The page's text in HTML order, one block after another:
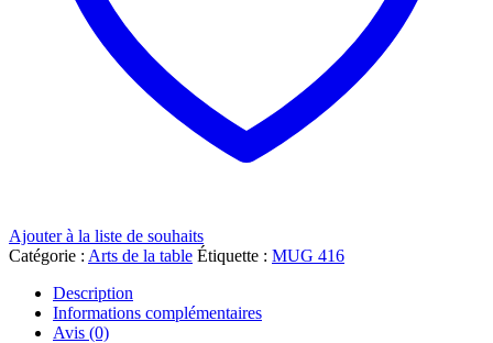
Ajouter à la liste de souhaits
Catégorie : Arts de la table Étiquette : MUG 416
Description
Informations complémentaires
Avis (0)